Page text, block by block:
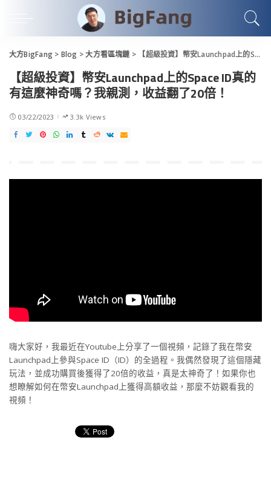
大方BigFang > Blog >大方看區塊鏈 > 【超級投資】幣安Launchpad上的Space ID真的有這麼神奇嗎？我親測，收益翻了20倍！
【超級投資】幣安Launchpad上的Space ID真的
有這麼神奇嗎？我親測，收益翻了20倍！
03/22/2023 3.3k Views
嗨大家好，我最近在Youtube上分享了一個視頻，記錄了我在幣安
Launchpad上參與Space ID（ID）的全過程。我偶然發現了這個隱藏
玩法，並成功購買後獲得了20倍的收益，真是太神奇了！如果你也
想瞭解如何在幣安Launchpad上獲得高額收益，那麼不妨觀看我的
視頻！